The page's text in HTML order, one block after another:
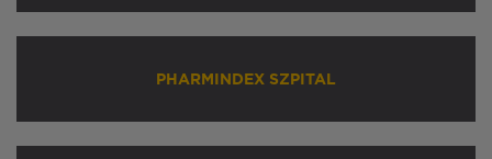
PHARMINDEX SZPITAL